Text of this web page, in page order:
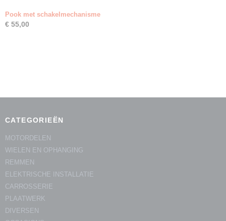
Pook met schakelmechanisme
€ 55,00
CATEGORIEËN
MOTORDELEN
WIELEN EN OPHANGING
REMMEN
ELEKTRISCHE INSTALLATIE
CARROSSERIE
PLAATWERK
DIVERSEN